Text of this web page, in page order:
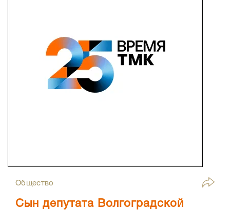
Общество
Сын депутата Волгоградской